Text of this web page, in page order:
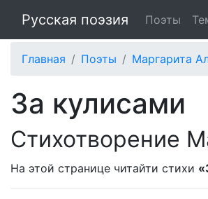
Русская поэзия Поэты
Главная Поэты Маргарита
За кулисами
Стихотворение
На этой странице читайти стихи